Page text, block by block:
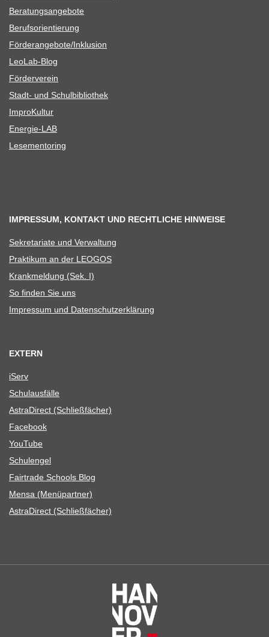
Bera­tungs­an­ge­bote
Berufs­ori­en­tie­rung
Förderangebote/​​Inklusion
Leo­Lab-Blog
För­der­ver­ein
Stadt- und Schulbibliothek
Impro­Kul­tur
Ener­­gie-LAB
Lese­men­to­ring
IMPRESSUM, KONTAKT UND RECHTLICHE HINWEISE
Sekre­ta­riate und Verwaltung
Prak­ti­kum an der LEOGOS
Krank­mel­dung (Sek. I)
So fin­den Sie uns
Impres­sum und Datenschutzerklärung
EXTERN
iServ
Schul­aus­fälle
Astra­Di­rect (Schließ­fä­cher)
Face­book
You­Tube
Schul­en­gel
Fair­trade Schools Blog
Mensa (Menü­part­ner)
Astra­Di­rect (Schließ­fä­cher)